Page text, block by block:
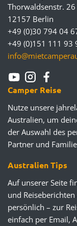
Thorwaldsenstr. 26
12157 Berlin
+49 (0)30 794 04
+49 (0)151 111 93
Camper Reise
Nutze unsere
Australien, um
der Auswahl des
Partner und
Australien Tips
Auf unserer Seite
und
persönlich – zur
einfach per Email,